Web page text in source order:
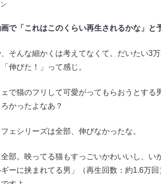
で「これはこのくらい再生されるかな」と
んな細かくは考えてなくて。だいたい3
伸びた！」って感じ。
で猫のフリして可愛がってもらおうとする
かったよなあ？
シリーズは全部、伸びなかったな。
部。映ってる猫もすっごいかわいいし、い
ーに挟まれてる男」（再生回数：約1.6万